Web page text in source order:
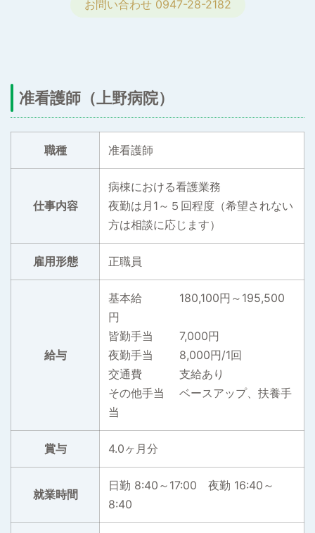
お問い合わせ 0947-28-2182
准看護師（上野病院）
職種 准看護師
仕事内容
病棟における看護業務
夜勤は月1～５回程度（希望されない
方は相談に応じます）
雇用形態 正職員
給与
基本給 180,100円～195,500
円
皆勤手当 7,000円
夜勤手当 8,000円/1回
交通費 支給あり
その他手当 ベースアップ、扶養手
当
賞与 4.0ヶ月分
就業時間
日勤 8:40～17:00 夜勤 16:40～
8:40